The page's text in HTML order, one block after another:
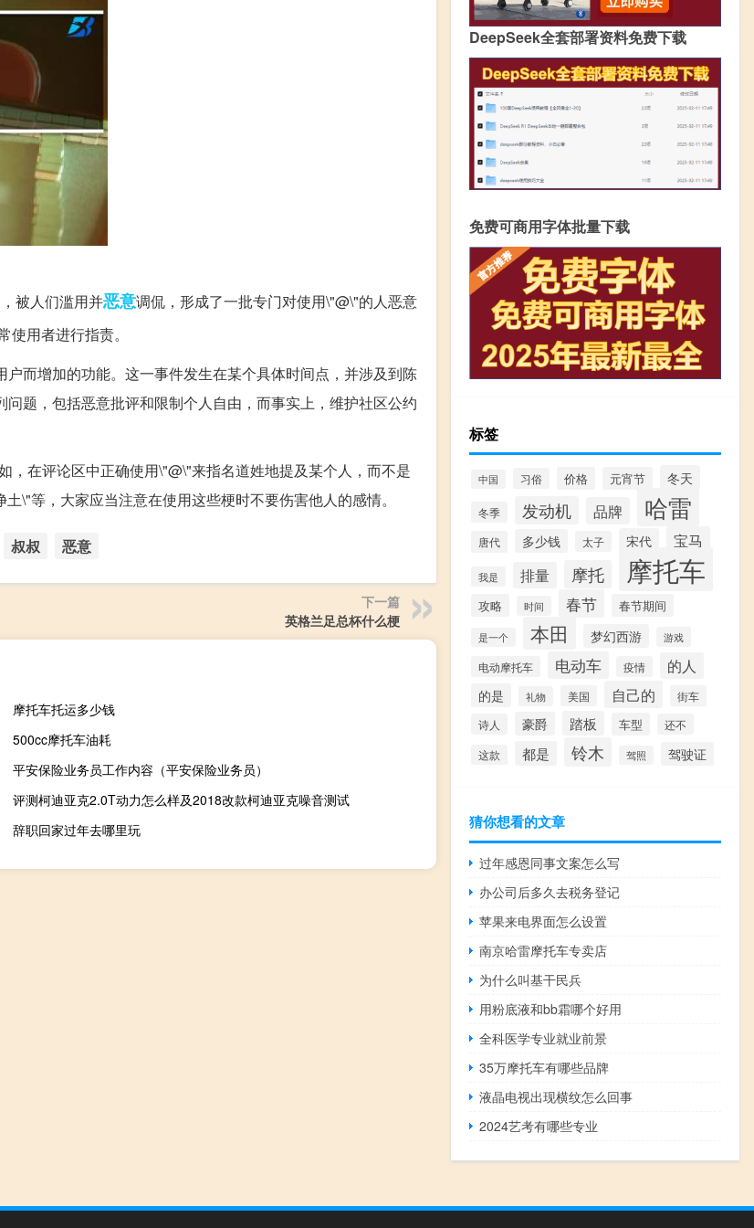
被人们滥用并恶意调侃，形成了一批专门对使用\"@\"的人恶意
使用者进行指责。
而增加的功能。这一事件发生在某个具体时间点，并涉及到陈
题，包括恶意批评和限制个人自由，而事实上，维护社区公约
在评论区中正确使用\"@\"来指名道姓地提及某个人，而不是
\"等，大家应当注意在使用这些梗时不要伤害他人的感情。
叔叔 恶意
下一篇
英格兰足总杯什么梗
摩托车托运多少钱
500cc摩托车油耗
平安保险业务员工作内容（平安保险业务员）
评测柯迪亚克2.0T动力怎么样及2018改款柯迪亚克噪音测试
辞职回家过年去哪里玩
DeepSeek全套部署资料免费下载
免费可商用字体批量下载
标签
中国 习俗 价格 元宵节 冬天
冬季 发动机 品牌 哈雷
唐代 多少钱 太子 宋代 宝马
我是 排量 摩托 摩托车
攻略 时间 春节 春节期间
是一个 本田 梦幻西游 游戏
电动摩托车 电动车 疫情 的人
的是 礼物 美国 自己的
街车
诗人
豪爵 踏板 车型 还不
这款 都是 铃木 驾照 驾驶证
猜你想看的文章
过年感恩同事文案怎么写
办公司后多久去税务登记
苹果来电界面怎么设置
南京哈雷摩托车专卖店
为什么叫基干民兵
用粉底液和bb霜哪个好用
全科医学专业就业前景
35万摩托车有哪些品牌
液晶电视出现横纹怎么回事
2024艺考有哪些专业